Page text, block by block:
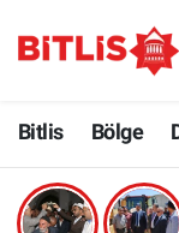
Bitlis Bölge
Bölge
Bitlis Trafik